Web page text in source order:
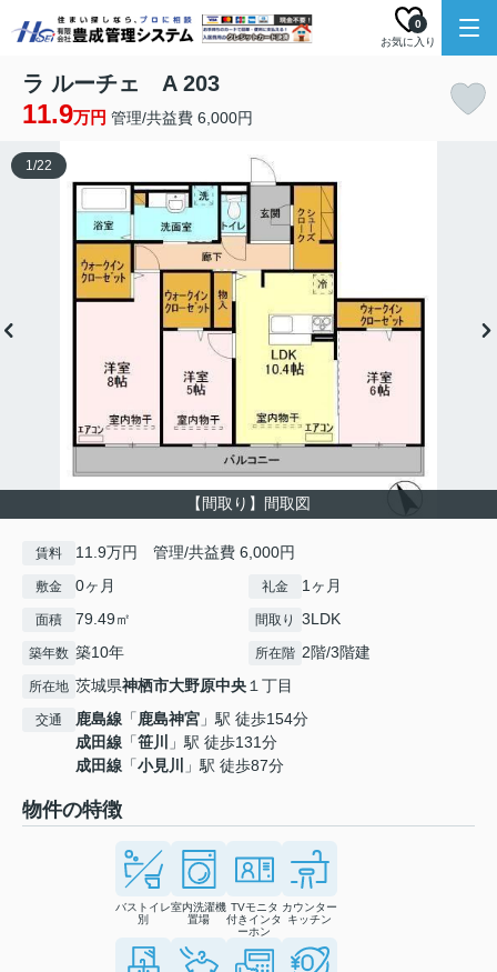
お気に入り
0
ラ ルーチェ A 203
11.9万円 管理/共益費 6,000円
【間取り】間取図
1/22
賃料 11.9万円 管理/共益費 6,000円
敷金 0ヶ月 礼金 1ヶ月
面積 79.49㎡ 間取り 3LDK
築年数 築10年 所在階 2階/3階建
所在地 茨城県神栖市大野原中央１丁目
交通 鹿島線 「鹿島神宮 」駅 徒歩154分
成田線 「笹川
」駅 徒歩131分
成田線 「小見川 」駅 徒歩87分
物件の特徴
バストイレ
別
室内洗濯機
置場
TVモニタ
付きインタ
ーホン
カウンター
キッチン